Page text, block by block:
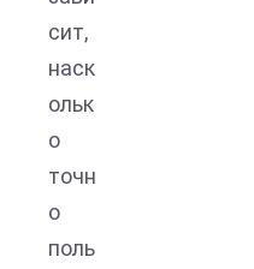
сит,
наск
ольк
о
точн
о
поль